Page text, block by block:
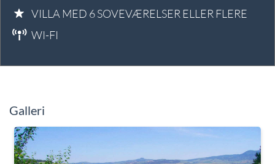
VILLA MED 6 SOVEVÆRELSER ELLER FLERE
WI-FI
Galleri